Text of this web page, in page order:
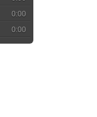
0:00
0:00
0:00